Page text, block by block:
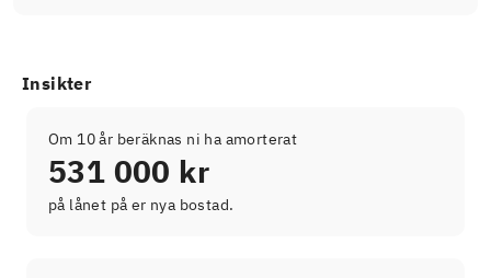
Insikter
Om 10 år beräknas ni ha amorterat
531 000 kr
på lånet på er nya bostad.